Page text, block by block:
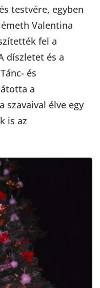
testvére, egyben
Valentina
fel a
díszletet és a
és
a
szavaival élve egy
is az